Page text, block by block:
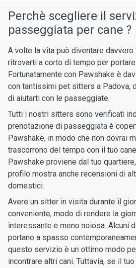
Perchè scegliere il
passeggiata per cane ?
A volte la vita può diventare
ritrovarti a corto di tempo per
Fortunatamente con Pawshake è
con tantissimi pet sitters a Padova,
di aiutarti con le passeggiate.
Tutti i nostri sitters sono verificati
prenotazione di passeggiata è
Pawshake, in modo che non dovrai
trascorrono del tempo con il tuo
Pawshake proviene dal tuo
profilo mostra anche recensioni di
domestici.
Avere un sitter in visita durante il
conveniente, modo di rendere la
interessante e meno noiosa. Alcuni
portano a spasso
questo servizio è un ottimo modo
incontrare altri cani. Tuttavia, se il